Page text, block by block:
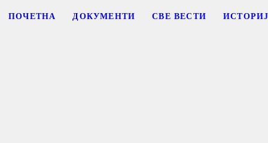
ПОЧЕТНА ДОКУМЕНТИ СВЕ ВЕСТИ